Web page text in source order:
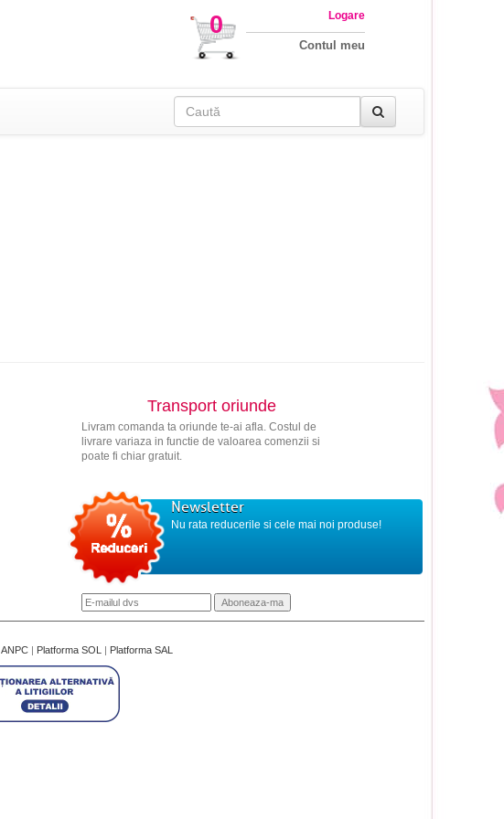
0 Logare
Contul meu
Transport oriunde
Livram comanda ta oriunde te-ai afla. Costul de
livrare variaza in functie de valoarea comenzii si
poate fi chiar gratuit.
Newsletter
Nu rata reducerile si cele mai noi produse!
ANPC | Platforma SOL | Platforma SAL